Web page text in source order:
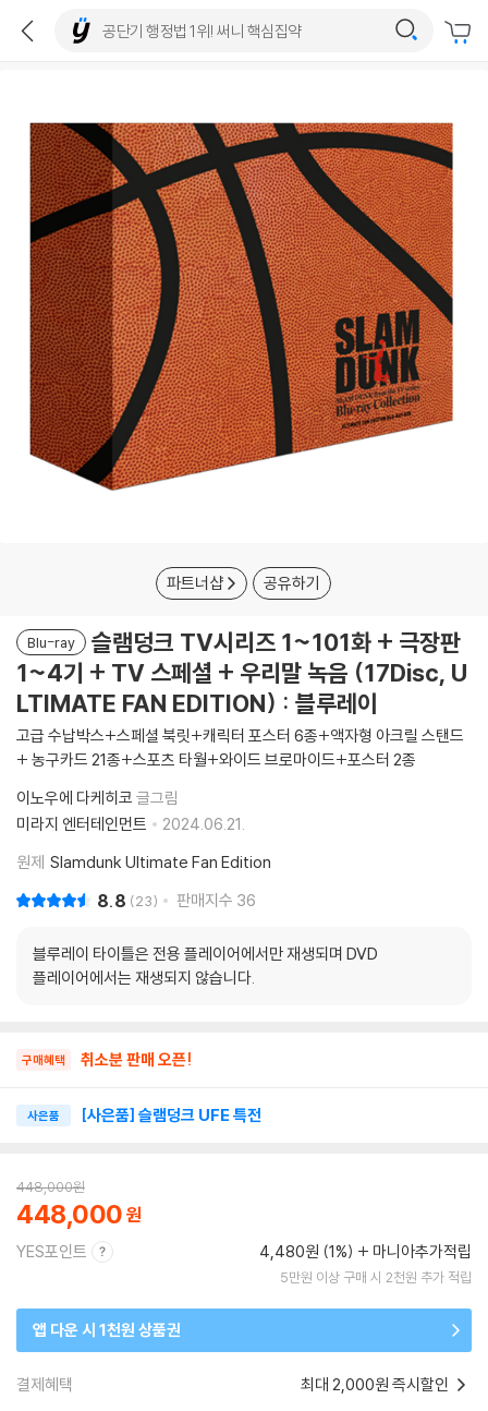
파트너샵 공유하기
Blu-ray
슬램덩크 TV시리즈 1~101화 + 극장판
1~4기 + TV 스페셜 + 우리말 녹음 (17Disc, U
LTIMATE FAN EDITION) : 블루레이
고급 수납박스+스페셜 북릿+캐릭터 포스터 6종+액자형 아크릴 스탠드
+ 농구카드 21종+스포츠 타월+와이드 브로마이드+포스터 2종
이노우에 다케히코 글그림
미라지 엔터테인먼트
2024.06.21.
원제 Slamdunk Ultimate Fan Edition
8.8 23 판매지수 36
블루레이 타이틀은 전용 플레이어에서만 재생되며 DVD
플레이어에서는 재생되지 않습니다.
구매혜택 취소분 판매 오픈!
사은품 [사은품] 슬램덩크 UFE 특전
448,000원
448,000
YES포인트 4,480원 (1%) 마니아추가적립
5만원 이상 구매 시 2천원 추가 적립
앱 다운 시 1천원 상품권
결제혜택 최대 2,000원 즉시할인